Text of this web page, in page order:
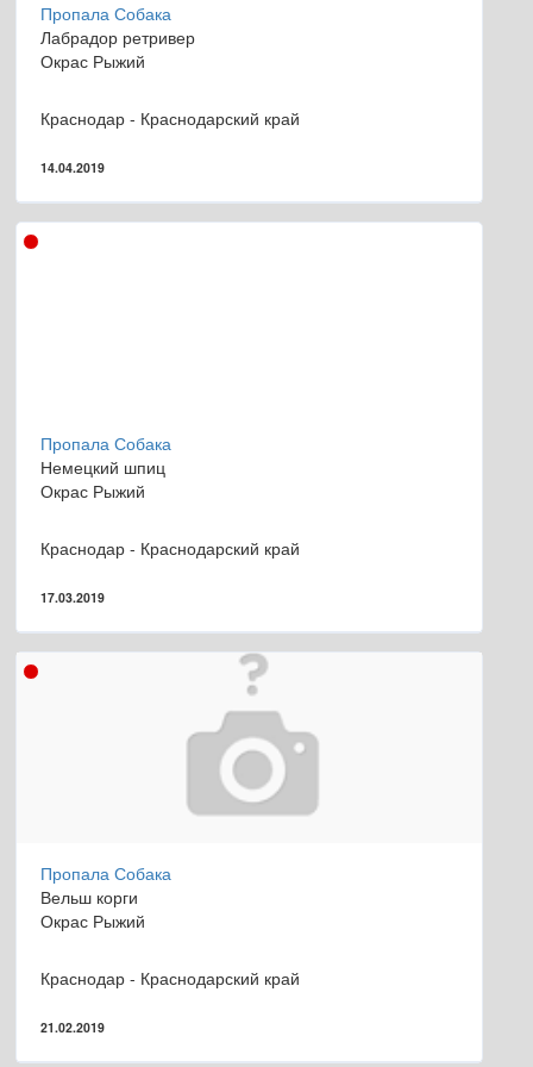
Пропала Собака
Лабрадор ретривер
Окрас Рыжий
Краснодар - Краснодарский край
14.04.2019
Пропала Собака
Немецкий шпиц
Окрас Рыжий
Краснодар - Краснодарский край
17.03.2019
Пропала Собака
Вельш корги
Окрас Рыжий
Краснодар - Краснодарский край
21.02.2019